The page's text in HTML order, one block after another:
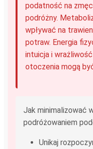
podatność na
podróżny.
wpływać na
potraw. Energia
intuicja i
otoczenia mogą
Jak minimalizować
podróżowaniem
Unikaj